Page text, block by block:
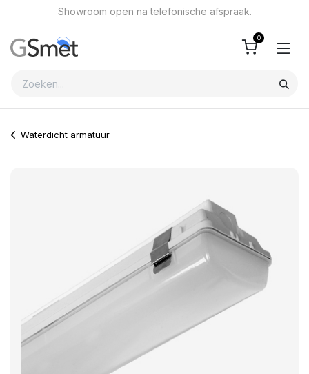
Overslaan naar inhoudShowroom open na telefonische afspraak.
0
Waterdicht armatuur